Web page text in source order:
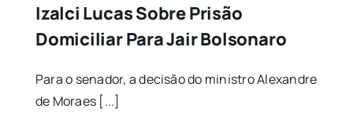
Izalci Lucas Sobre Prisão
Domiciliar Para Jair Bolsonaro
Para o senador, a decisão do ministro Alexandre
de Moraes [...]